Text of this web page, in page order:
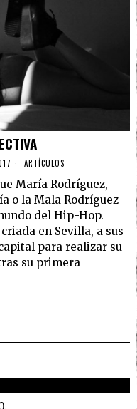
ARTÍCULOS
María Rodríguez,
o la Mala Rodríguez
del Hip-Hop.
en Sevilla, a sus
para realizar su
su primera